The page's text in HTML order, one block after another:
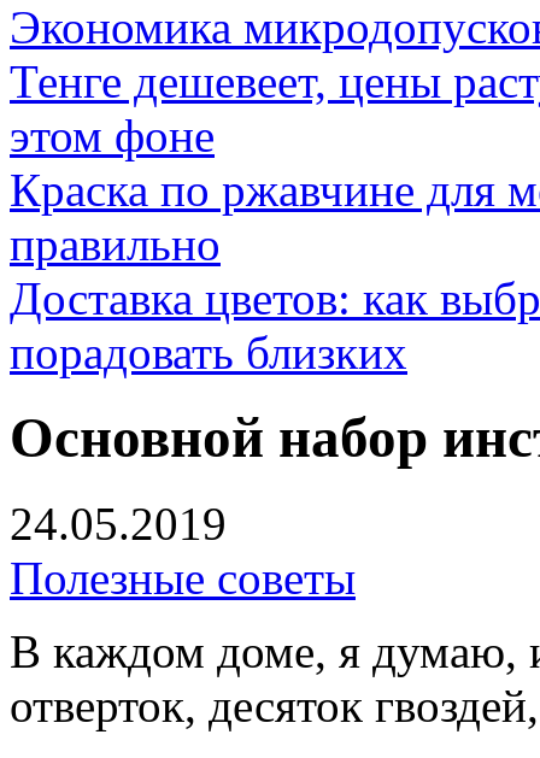
Экономика
Тенге дешевеет, цены
этом фоне
Краска по ржавчине для
правильно
Доставка цветов: как
порадовать близких
Основной набор
24.05.2019
Полезные советы
В каждом доме, я думаю,
отверток, десяток